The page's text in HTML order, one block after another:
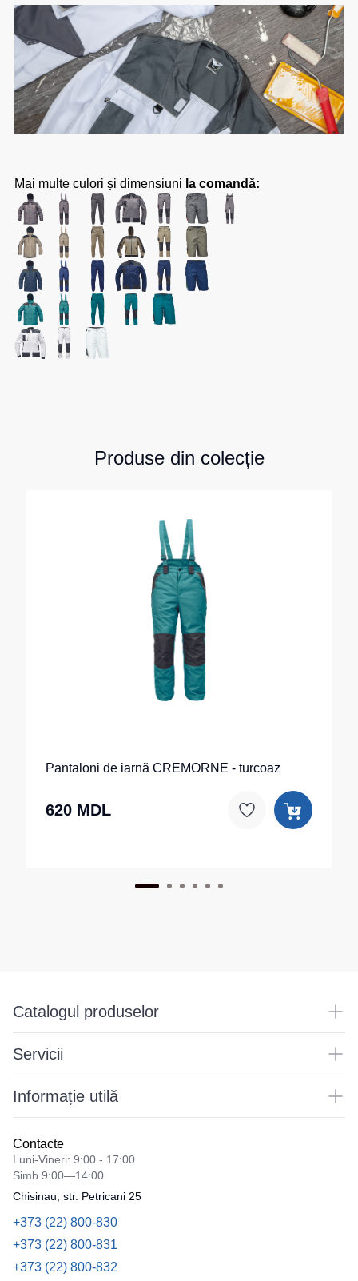
Mai multe culori și dimensiuni la comandă:
Produse din colecție
Pantaloni de iarnă CREMORNE - turcoaz
620 MDL
Catalogul produselor
Servicii
Informație utilă
Contacte
Luni-Vineri: 9:00 - 17:00
Simb 9:00—14:00
Chisinau, str. Petricani 25
+373 (22) 800-830
+373 (22) 800-831
+373 (22) 800-832